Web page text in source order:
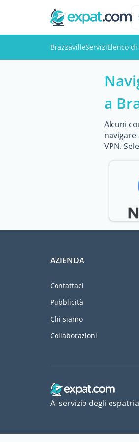
BrazzavilleServiziElenco
a
Alcuni
VPN.
AZIENDA
Contattaci
Pubblicità
Chi siamo
Collaborazioni
Al servizio degli